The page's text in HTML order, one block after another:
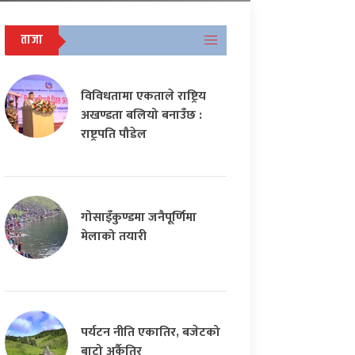
ताजा
विविधतामा एकताले राष्ट्रिय
अखण्डता बलियो बनाउँछ :
राष्ट्रपति पौडेल
गोसाइँकुण्डमा जनैपूर्णिमा
मेलाको तयारी
पर्यटन नीति एकातिर, बजेटको